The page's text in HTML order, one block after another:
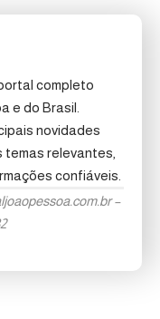
completo
e do Brasil.
novidades
relevantes,
confiáveis.
–